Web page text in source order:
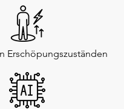
Erschöpungszuständen